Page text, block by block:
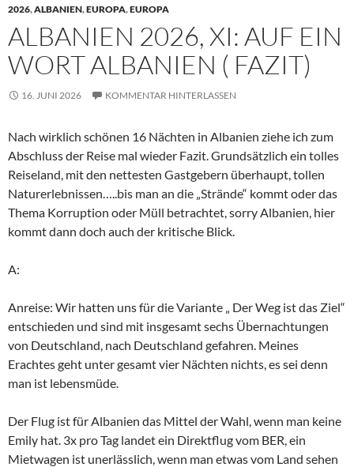
2026,ALBANIEN,EUROPA,EUROPA
ALBANIEN 2026, XI: AUF EIN
WORT ALBANIEN ( FAZIT)
16. JUNI 2026 KOMMENTAR HINTERLASSEN
Nach wirklich schönen 16 Nächten in Albanien ziehe ich zum
Abschluss der Reise mal wieder Fazit. Grundsätzlich ein tolles
Reiseland, mit den nettesten Gastgebern überhaupt, tollen
Naturerlebnissen…..bis man an die „Strände“ kommt oder das
Thema Korruption oder Müll betrachtet, sorry Albanien, hier
kommt dann doch auch der kritische Blick.
A:
Anreise: Wir hatten uns für die Variante „ Der Weg ist das Ziel“
entschieden und sind mit insgesamt sechs Übernachtungen
von Deutschland, nach Deutschland gefahren. Meines
Erachtes geht unter gesamt vier Nächten nichts, es sei denn
man ist lebensmüde.
Der Flug ist für Albanien das Mittel der Wahl, wenn man keine
Emily hat. 3x pro Tag landet ein Direktflug vom BER, ein
Mietwagen ist unerlässlich, wenn man etwas vom Land sehen